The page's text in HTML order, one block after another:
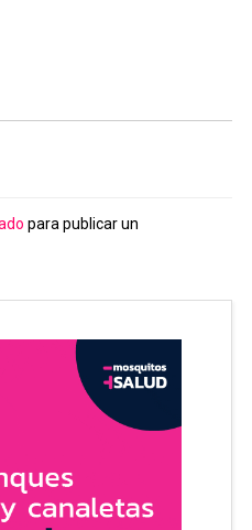
para publicar un